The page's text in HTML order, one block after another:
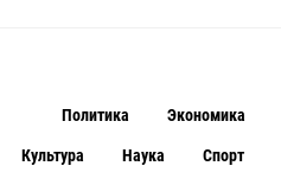
Политика Экономика
Культура Наука Спорт